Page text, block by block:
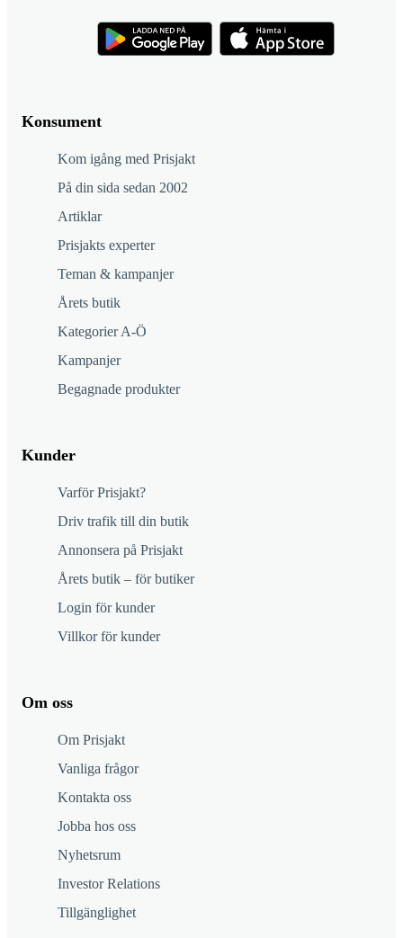
Konsument
Kom igång med Prisjakt
På din sida sedan 2002
Artiklar
Prisjakts experter
Teman & kampanjer
Årets butik
Kategorier A-Ö
Kampanjer
Begagnade produkter
Kunder
Varför Prisjakt?
Driv trafik till din butik
Annonsera på Prisjakt
Årets butik – för butiker
Login för kunder
Villkor för kunder
Om oss
Om Prisjakt
Vanliga frågor
Kontakta oss
Jobba hos oss
Nyhetsrum
Investor Relations
Tillgänglighet